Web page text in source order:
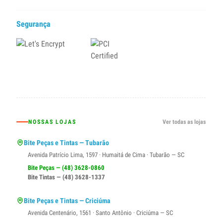
Segurança
NOSSAS LOJAS Ver todas as lojas
Bite Peças e Tintas — Tubarão
Avenida Patrício Lima, 1597 · Humaitá de Cima · Tubarão — SC
Bite Peças — (48) 3628-0860
Bite Tintas — (48) 3628-1337
Bite Peças e Tintas — Criciúma
Avenida Centenário, 1561 · Santo Antônio · Criciúma — SC